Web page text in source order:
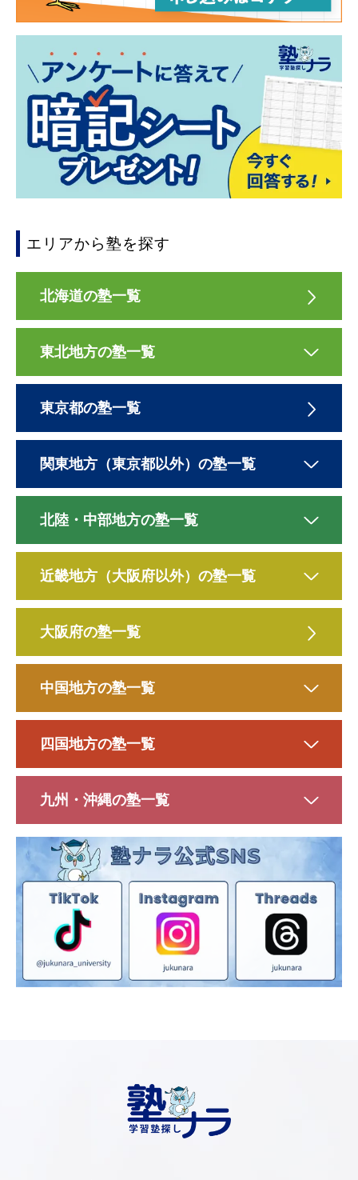
エリアから塾を探す
北海道の塾一覧
東北地方の塾一覧
東京都の塾一覧
関東地方（東京都以外）の塾一覧
北陸・中部地方の塾一覧
近畿地方（大阪府以外）の塾一覧
大阪府の塾一覧
中国地方の塾一覧
四国地方の塾一覧
九州・沖縄の塾一覧